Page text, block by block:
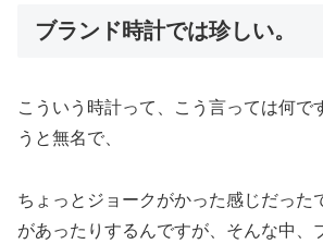
ブランド時計では珍しい。
こういう時計って、こう言っては何で
うと無名で、
ちょっとジョークがかった感じだった
があったりするんですが、そんな中、